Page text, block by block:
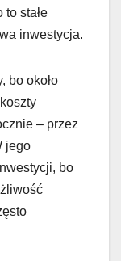
stałe
inwestycja.
bo około
– przez
jego
bo